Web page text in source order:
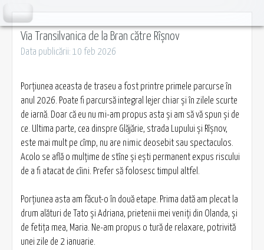
Via Transilvanica de la Bran către Rîșnov
Data publicării: 10 feb 2026
Porțiunea aceasta de traseu a fost printre primele parcurse în
anul 2026. Poate fi parcursă integral lejer chiar și în zilele scurte
de iarnă. Doar că eu nu mi-am propus asta și am să vă spun și de
ce. Ultima parte, cea dinspre Glăjărie, strada Lupului și Rîșnov,
este mai mult pe cîmp, nu are nimic deosebit sau spectaculos.
Acolo se află o mulțime de stîne și ești permanent expus riscului
de a fi atacat de cîini. Prefer să folosesc timpul altfel.
Porțiunea asta am făcut-o în două etape. Prima dată am plecat la
drum alături de Tato și Adriana, prietenii mei veniți din Olanda, și
de fetița mea, Maria. Ne-am propus o tură de relaxare, potrivită
unei zile de 2 ianuarie.